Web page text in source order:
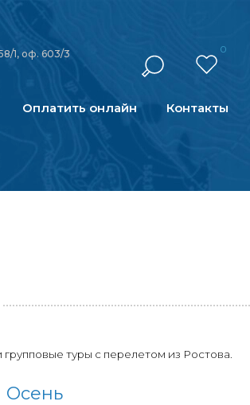
1, оф. 603/3 0
Оплатить онлайн Контакты
туры с перелетом из Ростова.
Осень